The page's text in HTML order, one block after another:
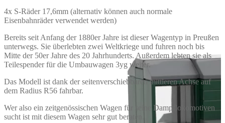
4x S-Räder 17,6mm (alternativ können auch normale
Eisenbahnräder verwendet werden)
Bereits seit Anfang der 1880er Jahre ist dieser Wagentyp in Preußen
unterwegs. Sie überlebten zwei Weltkriege und fuhren noch bis
Mitte der 50er Jahre des 20 Jahrhunderts. Außerdem lebten sie als
Teilespender für die Umbauwagen 3yg weiter.
Das Modell ist dank der seitenverschiebbaren mittleren Achse auf
dem Radius R56 fahrbar.
Wer also ein zeitgenössischen Wagen für seine Dampflokomotiven
sucht ist mit diesem Wagen sehr gut beraten.